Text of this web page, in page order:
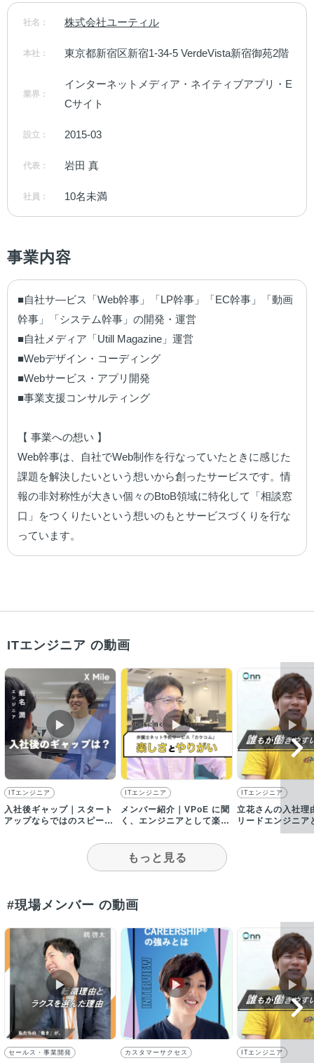
社名： 株式会社ユーティル
本社： 東京都新宿区新宿1-34-5 VerdeVista新宿御苑2階
業界：
インターネットメディア・ネイティブアプリ・E
Cサイト
設立： 2015-03
代表： 岩田 真
社員： 10名未満
事業内容
■自社サ―ビス「Web幹事」「LP幹事」「EC幹事」「動画
幹事」「システム幹事」の開発・運営
■自社メディア「Utill Magazine」運営
■Webデザイン・コーディング
■Webサービス・アプリ開発
■事業支援コンサルティング
【 事業への想い 】
Web幹事は、自社でWeb制作を行なっていたときに感じた
課題を解決したいという想いから創ったサービスです。情
報の非対称性が大きい個々のBtoB領域に特化して「相談窓
口」をつくりたいという想いのもとサービスづくりを行な
っています。
ITエンジニア の動画
▶︎
ITエンジニア
入社後ギャップ｜スタート
アップならではのスピード
▶︎
ITエンジニア
メンバー紹介｜VPoE に聞
く、エンジニアとして楽し
▶︎
ITエンジニア
立花さんの入社理
リードエンジニア
わるプロダクトと
もっと見る
#現場メンバー の動画
▶︎
セールス・事業開発
▶︎
カスタマーサクセス
▶︎
ITエンジニア